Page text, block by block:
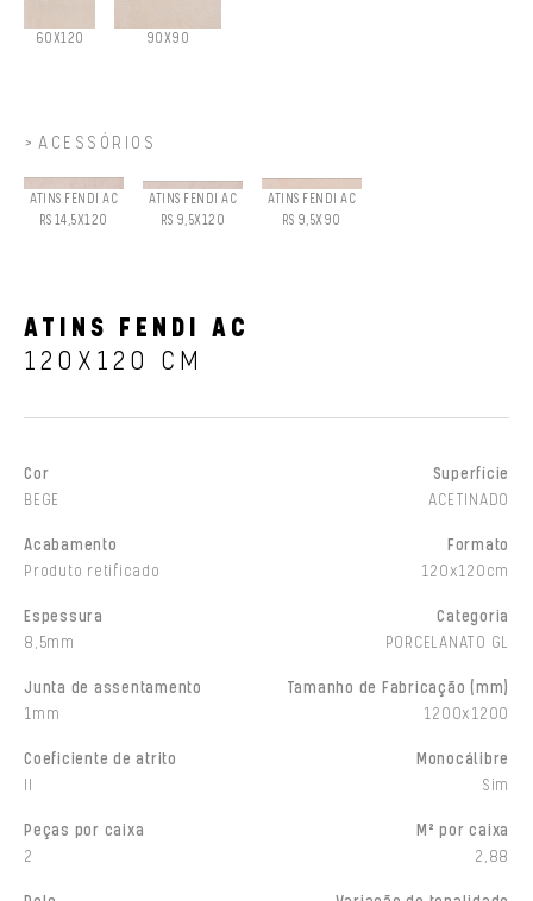
60X120 90X90
ACESSÓRIOS
ATINS FENDI AC
RS 14,5X120
ATINS FENDI AC
RS 9,5X120
ATINS FENDI AC
RS 9,5X90
ATINS FENDI AC
120X120 CM
Cor
BEGE
Superfície
ACETINADO
Acabamento
Produto retificado
Formato
120x120cm
Espessura
8,5mm
Categoria
PORCELANATO GL
Junta de assentamento
1mm
Tamanho de Fabricação (mm)
1200x1200
Coeficiente de atrito
Monocálibre
Sim
Peças por caixa
2
M² por caixa
2,88